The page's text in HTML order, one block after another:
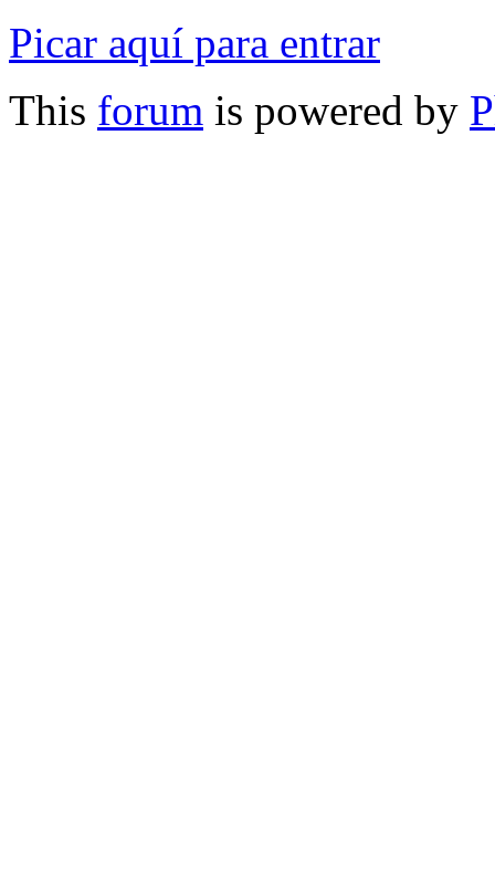
Picar aquí para entrar
This forum is powered by